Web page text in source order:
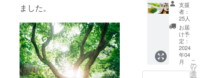
ました。
トにも
どう
ぞ！ 上
の湯・
下の湯
個数指
定でき
ます！
上の湯
はお肌
わせ
セット
海の幸
（牡
蠣）：
北海道
知内町
幸（ニ
支援
者：
25人
お届
け予
定：
2024
年04
月
こ
の
リ
タ